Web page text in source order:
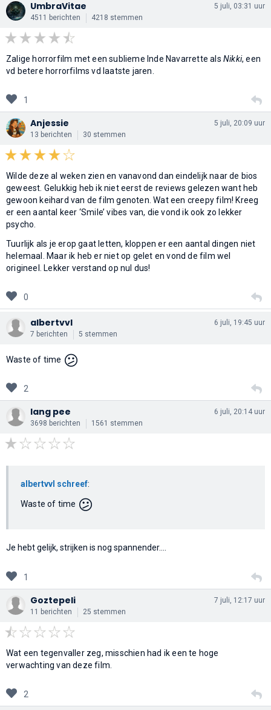
UmbraVitae
4511 berichten 4218 stemmen
5 juli, 03:31 uur
Zalige horrorfilm met een sublieme Inde Navarrette als Nikki, een
vd betere horrorfilms vd laatste jaren.
1
Anjessie
13 berichten 30 stemmen
5 juli, 20:09 uur
Wilde deze al weken zien en vanavond dan eindelijk naar de bios
geweest. Gelukkig heb ik niet eerst de reviews gelezen want heb
gewoon keihard van de film genoten. Wat een creepy film! Kreeg
er een aantal keer ‘Smile’ vibes van, die vond ik ook zo lekker
psycho.
Tuurlijk als je erop gaat letten, kloppen er een aantal dingen niet
helemaal. Maar ik heb er niet op gelet en vond de film wel
origineel. Lekker verstand op nul dus!
0
albertvvl
7 berichten 5 stemmen
6 juli, 19:45 uur
Waste of time 😕
2
lang pee
3698 berichten 1561 stemmen
6 juli, 20:14 uur
albertvvl schreef:
Waste of time 😕
Je hebt gelijk, strijken is nog spannender....
1
Goztepeli
11 berichten 25 stemmen
7 juli, 12:17 uur
Wat een tegenvaller zeg, misschien had ik een te hoge
verwachting van deze film.
2